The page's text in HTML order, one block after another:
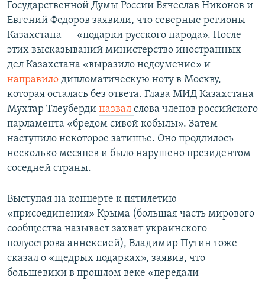
Государственной Думы России Вячеслав Никонов и
Евгений Федоров заявили, что северные регионы
Казахстана — «подарки русского народа». После
этих высказываний министерство иностранных
дел Казахстана «выразило недоумение» и
направило дипломатическую ноту в Москву,
которая осталась без ответа. Глава МИД Казахстана
Мухтар Тлеуберди назвал слова членов российского
парламента «бредом сивой кобылы». Затем
наступило некоторое затишье. Оно продлилось
несколько месяцев и было нарушено президентом
соседней страны.
Выступая на концерте к пятилетию
«присоединения» Крыма (большая часть мирового
сообщества называет захват украинского
полуострова аннексией), Владимир Путин тоже
сказал о «щедрых подарках», заявив, что
большевики в прошлом веке «передали